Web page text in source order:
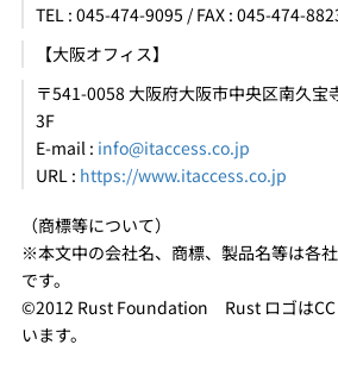
TEL : 045-474-9095 / FAX : 045-474-
【大阪オフィス】
〒541-0058 大阪府大阪市中央区南久宝
3F
E-mail : info@itaccess.co.jp
URL : https://www.itaccess.co.jp
（商標等について）
※本文中の会社名、商標、製品名等は各
です。
©2012 Rust Foundation Rust ロゴはCC
います。